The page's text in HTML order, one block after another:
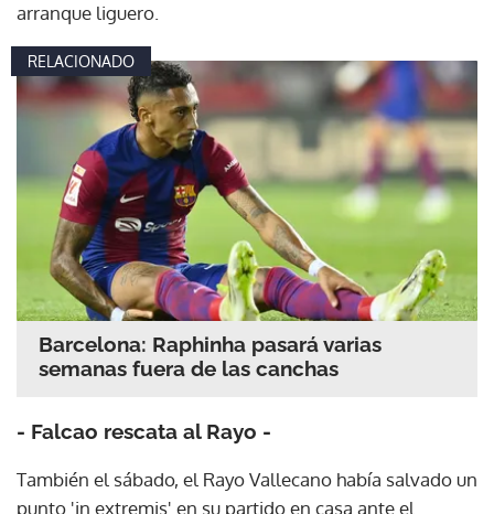
arranque liguero.
RELACIONADO
Barcelona: Raphinha pasará varias
semanas fuera de las canchas
- Falcao rescata al Rayo -
También el sábado, el Rayo Vallecano había salvado un
punto 'in extremis' en su partido en casa ante el